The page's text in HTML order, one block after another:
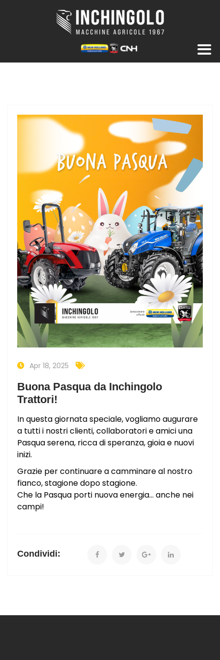
Apr 18, 2025
Buona Pasqua da Inchingolo
Trattori!
In questa giornata speciale, vogliamo augurare
a tutti i nostri clienti, collaboratori e amici una
Pasqua serena, ricca di speranza, gioia e nuovi
inizi.
Grazie per continuare a camminare al nostro
fianco, stagione dopo stagione.
Che la Pasqua porti nuova energia… anche nei
campi!
Condividi: